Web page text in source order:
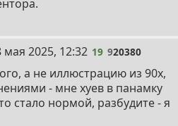
мая 2025, 12:32 19 920380
а не иллюстрацию из 90х,
- мне хуев в панамку
стало нормой, разбудите - я